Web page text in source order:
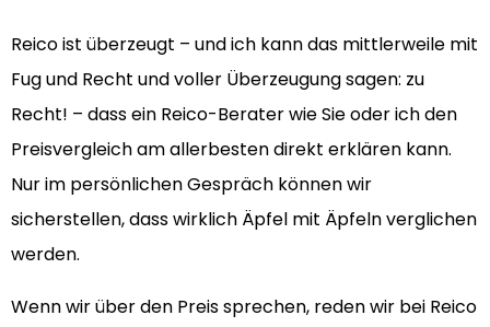
Reico ist überzeugt – und ich kann das mittlerweile mit
Fug und Recht und voller Überzeugung sagen: zu
Recht! – dass ein Reico-Berater wie Sie oder ich den
Preisvergleich am allerbesten direkt erklären kann.
Nur im persönlichen Gespräch können wir
sicherstellen, dass wirklich Äpfel mit Äpfeln verglichen
werden.
Wenn wir über den Preis sprechen, reden wir bei Reico